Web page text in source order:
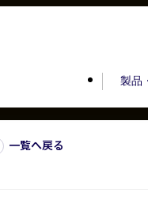
製品
一覧へ戻る